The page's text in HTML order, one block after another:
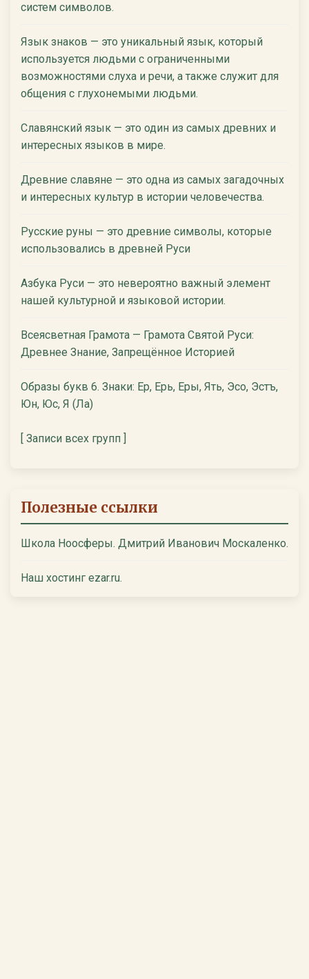
систем символов.
Язык знаков — это уникальный язык, который
используется людьми с ограниченными
возможностями слуха и речи, а также служит для
общения с глухонемыми людьми.
Славянский язык — это один из самых древних и
интересных языков в мире.
Древние славяне — это одна из самых загадочных
и интересных культур в истории человечества.
Русские руны — это древние символы, которые
использовались в древней Руси
Азбука Руси — это невероятно важный элемент
нашей культурной и языковой истории.
Всеясветная Грамота — Грамота Святой Руси:
Древнее Знание, Запрещённое Историей
Образы букв 6. Знаки: Ер, Ерь, Еры, Ять, Эсо, Эстъ,
Юн, Юс, Я (Ла)
[ Записи всех групп ]
Полезные ссылки
Школа Ноосферы. Дмитрий Иванович Москаленко.
Наш хостинг ezar.ru.